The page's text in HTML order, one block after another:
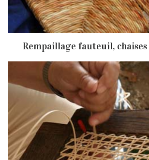
Rempaillage fauteuil, chaises